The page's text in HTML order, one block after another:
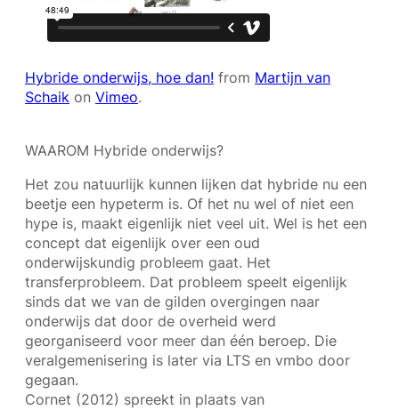
Hybride onderwijs, hoe dan! from Martijn van
Schaik on Vimeo.
WAAROM Hybride onderwijs?
Het zou natuurlijk kunnen lijken dat hybride nu een
beetje een hypeterm is. Of het nu wel of niet een
hype is, maakt eigenlijk niet veel uit. Wel is het een
concept dat eigenlijk over een oud
onderwijskundig probleem gaat. Het
transferprobleem. Dat probleem speelt eigenlijk
sinds dat we van de gilden overgingen naar
onderwijs dat door de overheid werd
georganiseerd voor meer dan één beroep. Die
veralgemenisering is later via LTS en vmbo door
gegaan.
Cornet (2012) spreekt in plaats van